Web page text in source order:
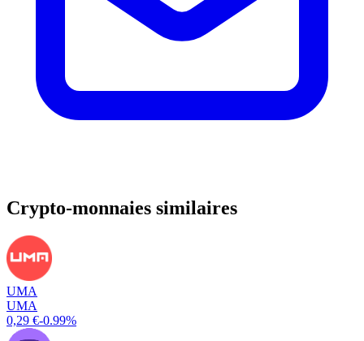
Crypto-monnaies similaires
UMA
UMA
0,29 €-0.99%